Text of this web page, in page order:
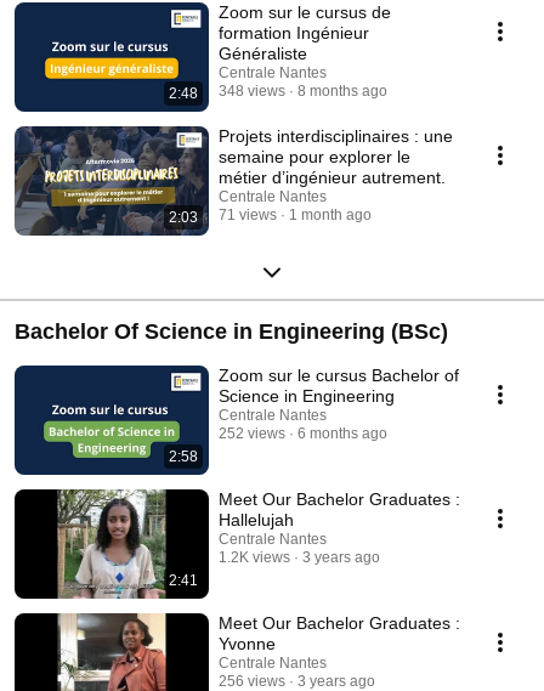
2:48
Zoom sur le cursus de
formation Ingénieur
Généraliste
Centrale Nantes
348 views
8 months ago
2:03
Projets interdisciplinaires : une
semaine pour explorer le
métier d’ingénieur autrement.
Centrale Nantes
71 views
1 month ago
Bachelor Of Science in Engineering (BSc)
2:58
Zoom sur le cursus Bachelor of
Science in Engineering
Centrale Nantes
252 views
6 months ago
2:41
Meet Our Bachelor Graduates :
Hallelujah
Centrale Nantes
1.2K views
3 years ago
Meet Our Bachelor Graduates :
Yvonne
Centrale Nantes
256 views
3 years ago